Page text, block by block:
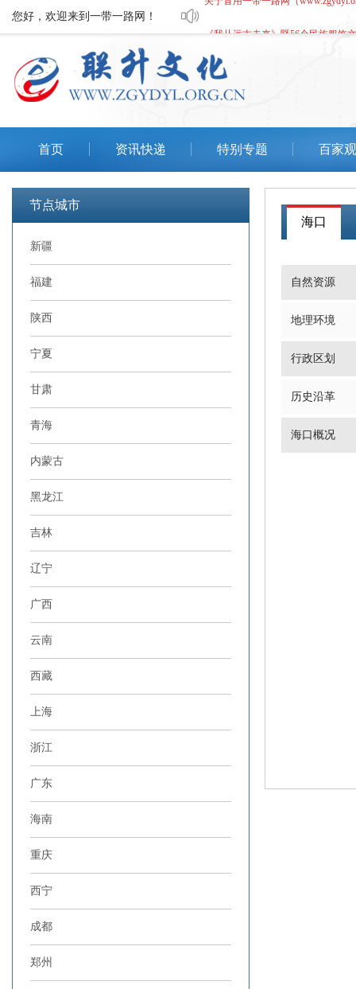
您好，欢迎来到一带一路网！
深圳市元翼明轩国际贸易有限公司
《我从远古走来》暨56个民族服饰
首页 资讯快递 特别专题 百家
节点城市
新疆
福建
陕西
宁夏
甘肃
青海
内蒙古
黑龙江
吉林
辽宁
广西
云南
西藏
上海
浙江
广东
海南
重庆
西宁
成都
郑州
海口
自然资源
地理环境
行政区划
历史沿革
海口概况